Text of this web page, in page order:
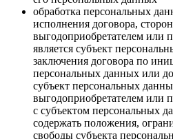
обработка персональных
исполнения договора,
выгодоприобретателем или
является субъект
заключения договора по
персональных данных или
субъект персональных
выгодоприобретателем или
с субъектом персональных
содержать положения,
свободы субъекта